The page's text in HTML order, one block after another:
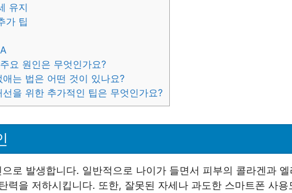
유지
가 팁
요 원인은 무엇인가요?
는 법은 어떤 것이 있나요?
을 위한 추가적인 팁은 무엇인가요?
로 발생합니다. 일반적으로 나이가 들면서 피부의 콜라겐과
력을 저하시킵니다. 또한, 잘못된 자세나 과도한 스마트폰 사용